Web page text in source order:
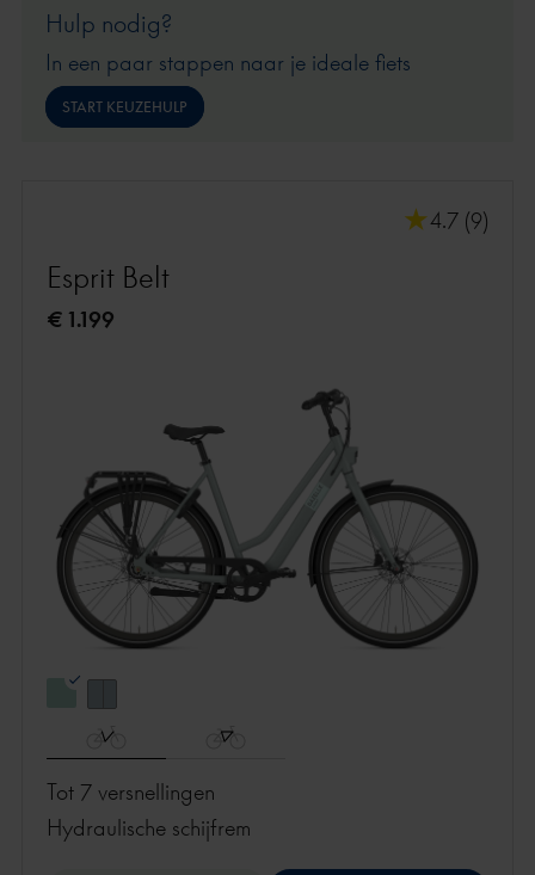
Hulp nodig?
In een paar stappen naar je ideale fiets
START KEUZEHULP
4.7 (9)
Esprit Belt
€ 1.199
Tot 7 versnellingen
hydraulische schijfrem